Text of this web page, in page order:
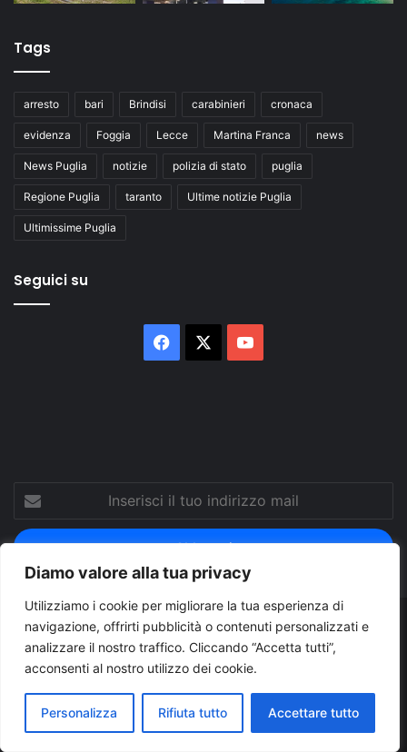
Diamo valore alla tua privacy
Utilizziamo i cookie per migliorare la tua esperienza di
navigazione, offrirti pubblicità o contenuti personalizzati e
analizzare il nostro traffico. Cliccando “Accetta tutti”,
acconsenti al nostro utilizzo dei cookie.
Personalizza Rifiuta tutto Accettare tutto
Tags
arresto bari Brindisi carabinieri cronaca
evidenza Foggia Lecce Martina Franca news
News Puglia notizie polizia di stato puglia
Regione Puglia taranto Ultime notizie Puglia
Ultimissime Puglia
Seguici su
Facebook
Inserisci
tuo
mail
© Copyright 2026, Tutti i diritti riservati |
© Copyright
Pugliapress - Quotidiano online editore associazione giornalisti
24/10/2000. Direttore responsabile Antonio Rubino